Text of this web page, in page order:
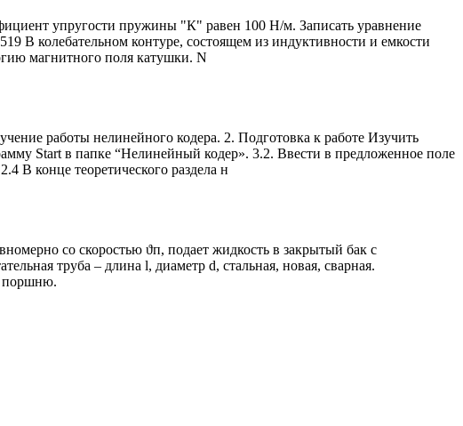
упругости пружины "К" равен 100 Н/м. Записать уравнение
В колебательном контуре, состоящем из индуктивности и емкости
магнитного поля катушки. N
работы нелинейного кодера. 2. Подготовка к работе Изучить
Start в папке “Нелинейный кодер». 3.2. Ввести в предложенное поле
В конце теоретического раздела н
со скоростью ϑп, подает жидкость в закрытый бак с
труба – длина l, диаметр d, стальная, новая, сварная.
поршню.